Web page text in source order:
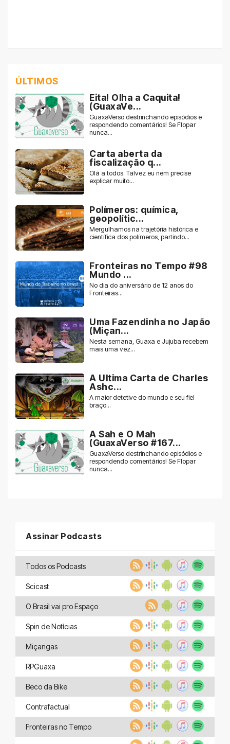
ÚLTIMOS
Eita! Olha a Caquita!
(GuaxaVe...
GuaxaVerso destrinchando episódios e
respondendo comentários! Se Flopar
nunca...
Carta aberta da
fiscalização q...
Olá a todos. Talvez eu nem precise
explicar muito...
Polímeros: química,
geopolític...
Mergulhamos na trajetória histórica e
científica dos polímeros, partindo...
Fronteiras no Tempo #98
Mundo ...
No dia do aniversário de 12 anos do
Fronteiras...
Uma Fazendinha no Japão
(Miçan...
Nesta semana, Guaxa e Jujuba recebem
mais uma vez...
A Ultima Carta de Charles
Ashc...
A maior detetive do mundo e seu fiel
braço...
A Sah e O Mah
(GuaxaVerso #167...
GuaxaVerso destrinchando episódios e
respondendo comentários! Se Flopar
nunca...
Assinar Podcasts
Todos os Podcasts
Scicast
O Brasil vai pro Espaço
Spin de Notícias
Miçangas
RPGuaxa
Beco da Bike
Contrafactual
Fronteiras no Tempo